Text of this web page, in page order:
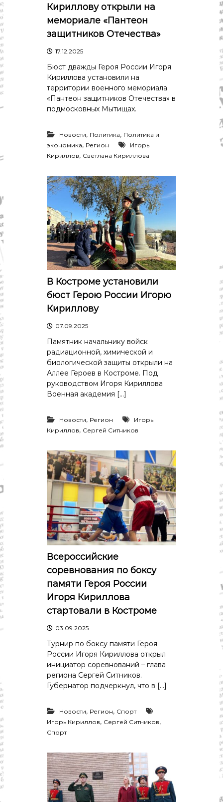
р
а
в
д
"
К
о
т
ы
и
К
о
с
о
с
й
о
б
л
а
с
т
и
.
Н
о
в
о
с
о
л
и
к
а
к
о
о
м
и
к
а
,
к
у
ь
т
у
р
,
с
о
р
Кириллову открыли на
мемориале «Пантеон
защитников Отечества»
17.12.2025
Бюст дважды Героя России Игоря
Кириллова установили на
территории военного мемориала
«Пантеон защитников Отечества» в
подмосковных Мытищах.
Новости, Политика, Политика и
экономика, Регион
Игорь
Кириллов, Светлана Кириллова
В Костроме установили
бюст Герою России Игорю
Кириллову
07.09.2025
Памятник начальнику войск
радиационной, химической и
биологической защиты открыли на
Аллее Героев в Костроме. Под
руководством Игоря Кириллова
Военная академия […]
Новости, Регион
Игорь
Кириллов, Сергей Ситников
Всероссийские
соревнования по боксу
памяти Героя России
Игоря Кириллова
стартовали в Костроме
03.09.2025
Турнир по боксу памяти Героя
России Игоря Кириллова открыл
инициатор соревнований – глава
региона Сергей Ситников.
Губернатор подчеркнул, что в […]
Новости, Регион, Спорт
Игорь Кириллов, Сергей Ситников,
Спорт